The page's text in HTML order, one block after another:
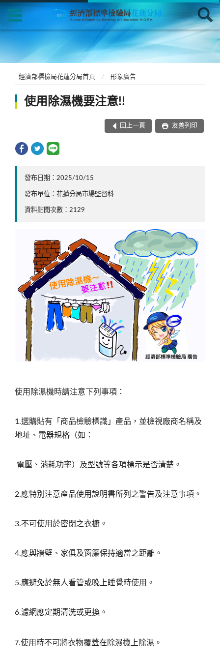
經濟部標檢局花蓮分局首頁 形象廣告
使用除濕機要注意!!
回上一頁 友善列印
發布日期：2025/10/15
發布單位：花蓮分局市場監督科
資料點閱次數：2129
使用除濕機時請注意下列事項：
1.選購貼有「商品檢驗標識」產品，並檢視廠商名稱及
地址、電器規格（如：
電壓、消耗功率）及型號等各項標示是否清楚。
2.應特別注意產品使用說明書所列之警告及注意事項。
3.不可使用於密閉之衣櫥。
4.應與牆壁、家俱及窗簾保持適當之距離。
5.應避免於無人看管或晚上睡覺時使用。
6.濾網應定期清洗或更換。
7.使用時不可將衣物覆蓋在除濕機上除濕。